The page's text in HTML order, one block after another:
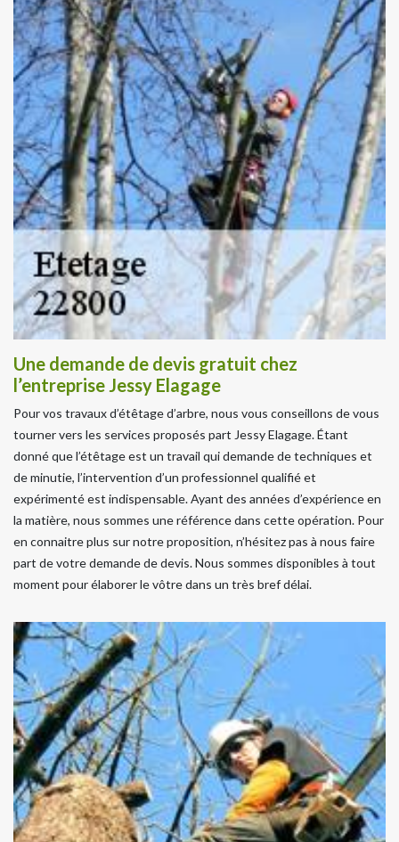
Une demande de devis gratuit chez
l’entreprise Jessy Elagage
Pour vos travaux d’étêtage d’arbre, nous vous conseillons de vous
tourner vers les services proposés part Jessy Elagage. Étant
donné que l’étêtage est un travail qui demande de techniques et
de minutie, l’intervention d’un professionnel qualifié et
expérimenté est indispensable. Ayant des années d’expérience en
la matière, nous sommes une référence dans cette opération. Pour
en connaitre plus sur notre proposition, n’hésitez pas à nous faire
part de votre demande de devis. Nous sommes disponibles à tout
moment pour élaborer le vôtre dans un très bref délai.